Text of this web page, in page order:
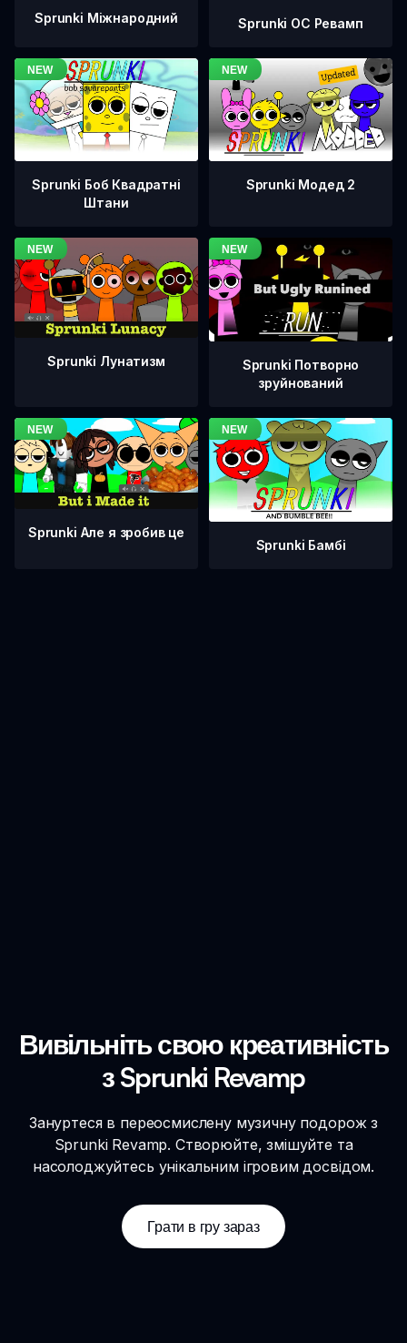
Sprunki Міжнародний Sprunki OC Ревамп
Sprunki Боб Квадратні
Штани
Sprunki Модед 2
Sprunki Лунатизм
Sprunki Потворно
зруйнований
Sprunki Але я зробив це
Sprunki Бамбі
Вивільніть свою креативність
з Sprunki Revamp
Зануртеся в переосмислену музичну подорож з
Sprunki Revamp. Створюйте, змішуйте та
насолоджуйтесь унікальним ігровим досвідом.
Грати в гру зараз